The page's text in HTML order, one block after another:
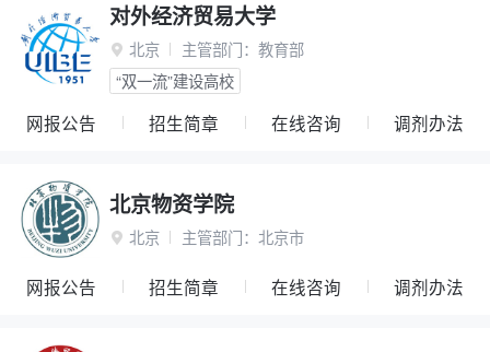
对外经济贸易大学
 北京 主管部门： 教育部
“双一流”建设高校
网报公告 招生简章 在线咨询 调剂办法
北京物资学院
 北京 主管部门： 北京市
网报公告 招生简章 在线咨询 调剂办法